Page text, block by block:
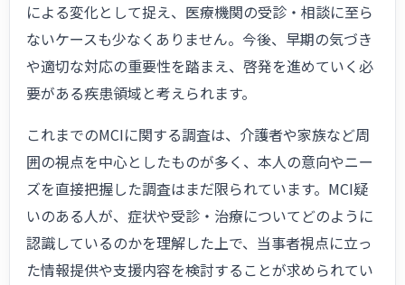
による変化として捉え、医療機関の受診・相談に至ら
ないケースも少なくありません。今後、早期の気づき
や適切な対応の重要性を踏まえ、啓発を進めていく必
要がある疾患領域と考えられます。
これまでのMCIに関する調査は、介護者や家族など周
囲の視点を中心としたものが多く、本人の意向やニー
ズを直接把握した調査はまだ限られています。MCI疑
いのある人が、症状や受診・治療についてどのように
認識しているのかを理解した上で、当事者視点に立っ
た情報提供や支援内容を検討することが求められてい